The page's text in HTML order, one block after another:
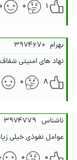
۱
۰ ۰
بهرام ۳۹۷۴۶۷۰
نهاد های امنیتی
۸
۰
ناشناس ۳۹۷۴۷۷۹
عوامل نفوذی خیلی